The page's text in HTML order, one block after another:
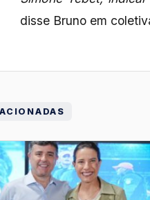
disse Bruno em